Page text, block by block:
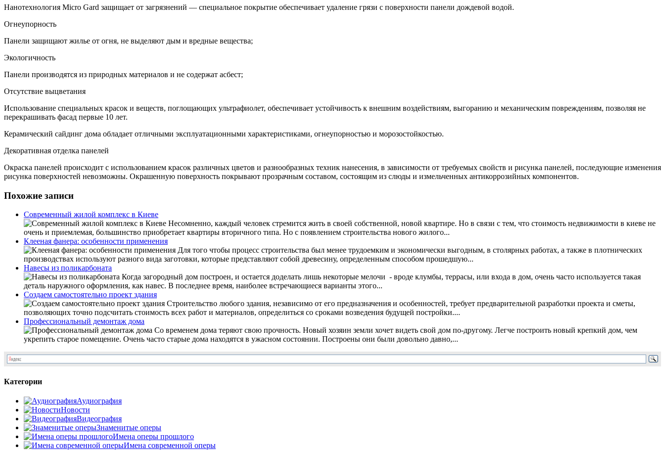
Нанотехнология Micro Gard защищает от загрязнений — специальное покрытие обеспечивает удаление грязи с поверхности панели дождевой водой.
Огнеупорность
Панели защищают жилье от огня, не выделяют дым и вредные вещества;
Экологичность
Панели производятся из природных материалов и не содержат асбест;
Отсутствие выцветания
Использование специальных красок и веществ, поглощающих ультрафиолет, обеспечивает устойчивость к внешним воздействиям, выгоранию и механическим повреждениям, позволяя не
перекрашивать фасад первые 10 лет.
Керамический сайдинг дома обладает отличными эксплуатационными характеристиками, огнеупорностью и морозостойкостью.
Декоративная отделка панелей
Окраска панелей происходит с использованием красок различных цветов и разнообразных техник нанесения, в зависимости от требуемых свойств и рисунка панелей, последующие изменения
рисунка поверхностей невозможны. Окрашенную поверхность покрывают прозрачным составом, состоящим из слюды и измельченных антикоррозийных компонентов.
Похожие записи
Современный жилой комплекс в Киеве
Несомненно, каждый человек стремится жить в своей собственной, новой квартире. Но в связи с тем, что стоимость недвижимости в киеве не
очень и приемлемая, большинство приобретает квартиры вторичного типа. Но с появлением строительства нового жилого...
Клееная фанера: особенности применения
Для того чтобы процесс строительства был менее трудоемким и экономически выгодным, в столярных работах, а также в плотнических
производствах используют разного вида заготовки, которые представляют собой древесину, определенным способом прошедшую...
Навесы из поликарбоната
Когда загородный дом построен, и остается доделать лишь некоторые мелочи - вроде клумбы, террасы, или входа в дом, очень часто используется такая
деталь наружного оформления, как навес. В последнее время, наиболее встречающиеся варианты этого...
Создаем самостоятельно проект здания
Строительство любого здания, независимо от его предназначения и особенностей, требует предварительной разработки проекта и сметы,
позволяющих точно подсчитать стоимость всех работ и материалов, определиться со сроками возведения будущей постройки....
Профессиональный демонтаж дома
Со временем дома теряют свою прочность. Новый хозяин земли хочет видеть свой дом по-другому. Легче построить новый крепкий дом, чем
укрепить старое помещение. Очень часто старые дома находятся в ужасном состоянии. Построены они были довольно давно,...
Категории
Аудиография
Новости
Видеография
Знаменитые оперы
Имена оперы прошлого
Имена современной оперы